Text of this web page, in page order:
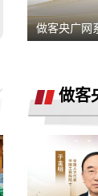
做客央广网
做客